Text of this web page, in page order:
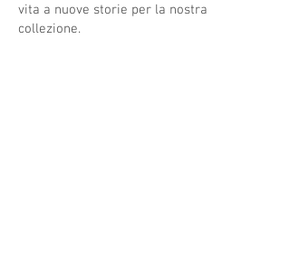
vita a nuove storie per la nostra
collezione.